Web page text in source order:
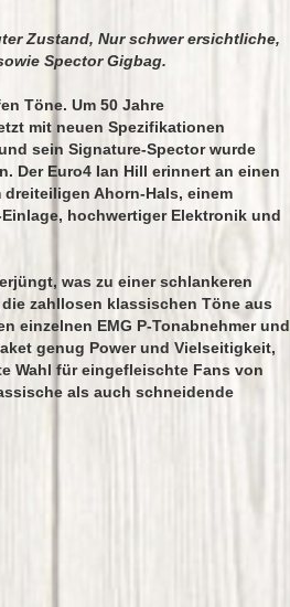
Zustand, Nur schwer ersichtliche,
Spector Gigbag.
Töne. Um 50 Jahre
mit neuen Spezifikationen
sein Signature-Spector wurde
Der Euro4 Ian Hill erinnert an einen
Ahorn-Hals, einem
hochwertiger Elektronik und
was zu einer schlankeren
zahllosen klassischen Töne aus
einzelnen EMG P-Tonabnehmer und
genug Power und Vielseitigkeit,
Wahl für eingefleischte Fans von
als auch schneidende